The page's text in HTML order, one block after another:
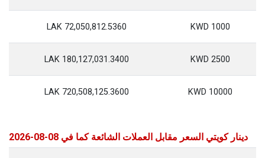
1000 KWD
72,050,812.5360 LAK
2500 KWD
180,127,031.3400 LAK
10000 KWD
720,508,125.3600 LAK
دينار كويتي السعر مقابل العملات الشائعة كما في 08-08-2026